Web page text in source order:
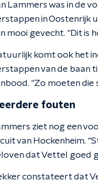
Lammers was in de
in Oostenrijk
mooi gevecht. "Dit is
komt ook het
van de baan
"Zo moeten die
fouten
ziet nog een
van Hockenheim.
dat Vettel goed
constateert dat